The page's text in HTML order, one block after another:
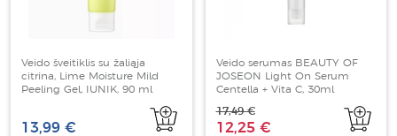
Veido šveitiklis su žaliąja
citrina, Lime Moisture Mild
Peeling Gel, IUNIK, 90 ml
13,99 €
Veido serumas BEAUTY OF
JOSEON Light On Serum
Centella + Vita C, 30ml
12,25 €
17,49 €